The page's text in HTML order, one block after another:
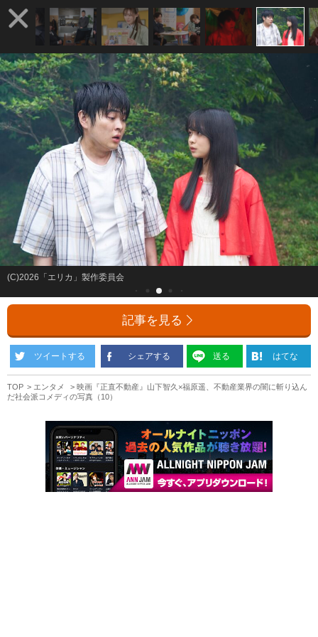
(C)2026「エリカ」製作委員会
記事を見る
ツイートする シェアする 送る はてな
TOP エンタメ
映画『正直不動産』山下智久×福原遥、不動産業界の闇に斬り込ん
だ社会派コメディの写真（10）